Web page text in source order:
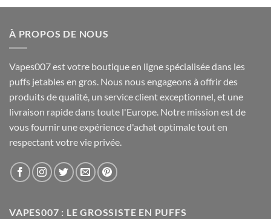
À PROPOS DE NOUS
Vapes007 est votre boutique en ligne spécialisée dans les
puffs jetables en gros. Nous nous engageons à offrir des
produits de qualité, un service client exceptionnel, et une
livraison rapide dans toute l'Europe. Notre mission est de
vous fournir une expérience d'achat optimale tout en
respectant votre vie privée.
VAPES007 : LE GROSSISTE EN PUFFS